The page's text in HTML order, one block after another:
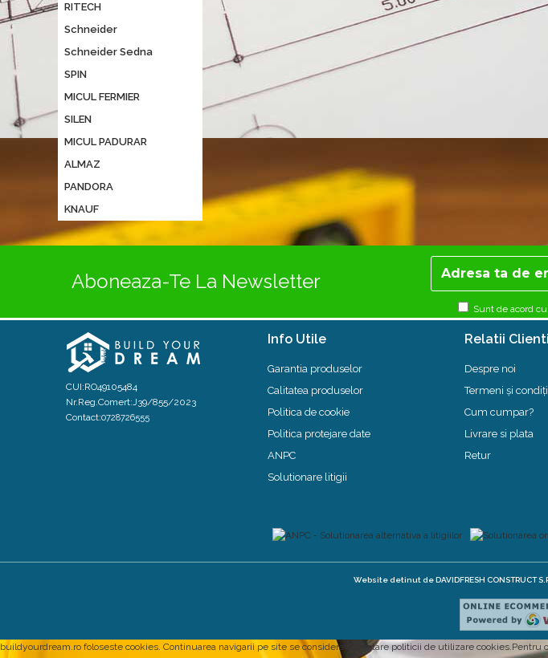
RITECH
Schneider
Schneider Sedna
SPIN
MICUL FERMIER
SILEN
MICUL PADURAR
ALMAZ
PANDORA
KNAUF
Aboneaza-Te La Newsletter
Sunt de acord
CUI:RO49105484
Nr.Reg.Comert:J39/855/2023
Contact:0728726555
Info Utile
Garantia produselor
Calitatea produselor
Politica de cookie
Politica protejare date
ANPC
Solutionare litigii
Relatii Clienti
Despre noi
Termeni și
Cum cumpar?
Livrare si plata
Retur
Website detinut de DAVIDFRESH CONSTRUCT
buildyourdream.ro foloseste cookies. Continuarea navigarii pe site se considera acceptarepoliticii de utilizare cookies.Pentru